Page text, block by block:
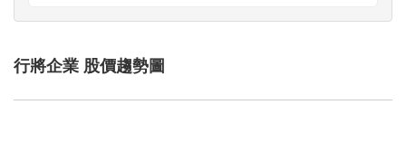
行將企業 股價趨勢圖